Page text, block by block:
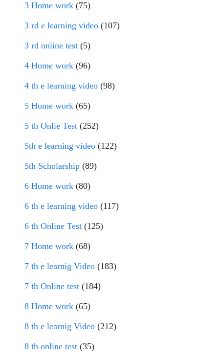
3 Home work (75)
3 rd e learning video (107)
3 rd online test (5)
4 Home work (96)
4 th e learning video (98)
5 Home work (65)
5 th Onlie Test (252)
5th e learning video (122)
5th Scholarship (89)
6 Home work (80)
6 th e learning video (117)
6 th Online Test (125)
7 Home work (68)
7 th e learnig Video (183)
7 th Online test (184)
8 Home work (65)
8 th e learnig Video (212)
8 th online test (35)